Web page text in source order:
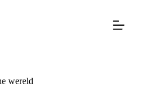
wereld